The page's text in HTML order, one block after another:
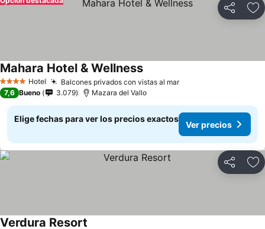
Compartir
4 EstrellasHotel Balcones privados con vistas al marVer precios
Mahara Hotel & WellnessVer precios
7,6 Bueno 3.079 Mazara del Vallo
Elige fechas para ver los precios exactos
Ver precios
Compartir
Verdura Resort